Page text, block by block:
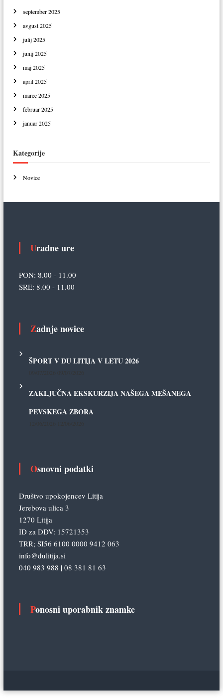
september 2025
avgust 2025
julij 2025
junij 2025
maj 2025
april 2025
marec 2025
februar 2025
januar 2025
Kategorije
Novice
Uradne ure
PON: 8.00 - 11.00
SRE: 8.00 - 11.00
Zadnje novice
ŠPORT V DU LITIJA V LETU 2026
ZAKLJUČNA EKSKURZIJA NAŠEGA MEŠANEGA
PEVSKEGA ZBORA
Osnovni podatki
Društvo upokojencev Litija
Jerebova ulica 3
1270 Litija
ID za DDV: 15721353
TRR; SI56 6100 0000 9412 063
info@dulitija.si
040 983 988 | 08 381 81 63
Ponosni uporabnik znamke